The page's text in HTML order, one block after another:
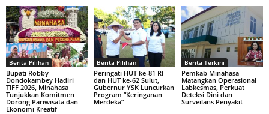
Berita Pilihan
Bupati Robby
Dondokambey Hadiri
TIFF 2026, Minahasa
Tunjukkan Komitmen
Dorong Pariwisata dan
Ekonomi Kreatif
Berita Pilihan
Peringati HUT ke-81 RI
dan HUT ke-62 Sulut,
Gubernur YSK Luncurkan
Program “Keringanan
Merdeka”
Berita Terkini
Pemkab Minahasa
Matangkan Operasional
Labkesmas, Perkuat
Deteksi Dini dan
Surveilans Penyakit